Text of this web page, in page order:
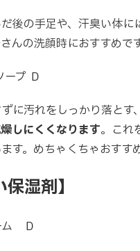
後の手足や、汗臭い体
んの洗顔時におすすめです
ープ Ｄ
に汚れをしっかり落と
しにくくなります。これ
す。めちゃくちゃおすすめ
湿剤】
ム Ｄ